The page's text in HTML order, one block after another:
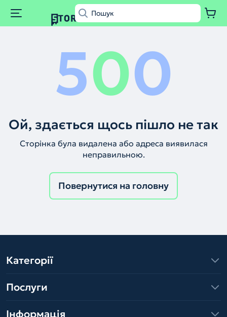
500
Ой, здається щось пішло не так
Сторінка була видалена або адреса виявилася
неправильною.
Повернутися на головну
Категорії
Послуги
Інформація